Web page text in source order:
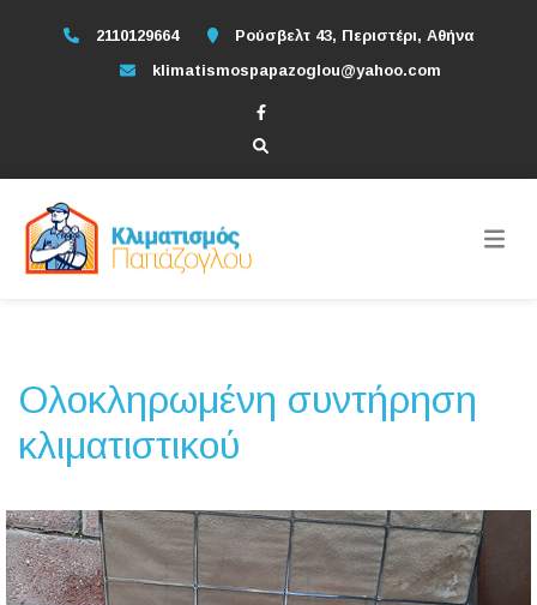
2110129664
Ρούσβελτ 43, Περιστέρι, Αθήνα
klimatismospapazoglou@yahoo.com
Ολοκληρωμένη συντήρηση
κλιματιστικού